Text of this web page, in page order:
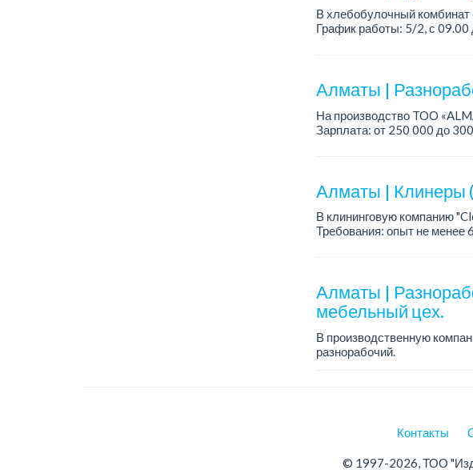
В хлебобулочный комбинат
График работы: 5/2, с 09.00
Алматы |
На производство TOO
Зарплата: от 250 000 до
Алматы | Клинеры
В клининговую компанию
Требования: опыт не менее
Алматы |
мебельный цех.
В производственную
разнорабочий.
Контакты
© 1997-2026, ТОО